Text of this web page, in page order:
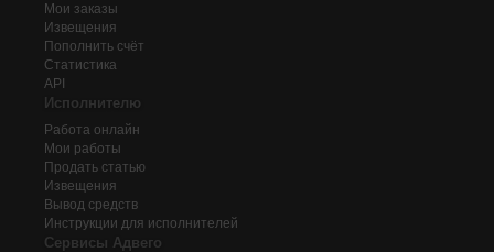
Мои заказы
Извещения
Пополнить счёт
Статистика
API
Исполнителю
Работа онлайн
Мои работы
Продать статью
Извещения
Вывод средств
Инструкции для исполнителей
Сервисы Адвего